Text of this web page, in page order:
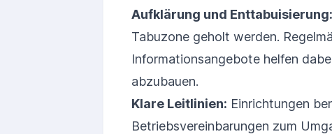
Aufklärung und Enttabuisierung:
Tabuzone geholt werden.
Informationsangebote helfen
abzubauen.
Klare Leitlinien: Einrichtungen
Betriebsvereinbarungen zum